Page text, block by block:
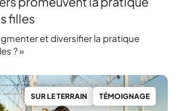
filles
et diversifier la pratique
? »
SUR LE TERRAIN TÉMOIGNAGE